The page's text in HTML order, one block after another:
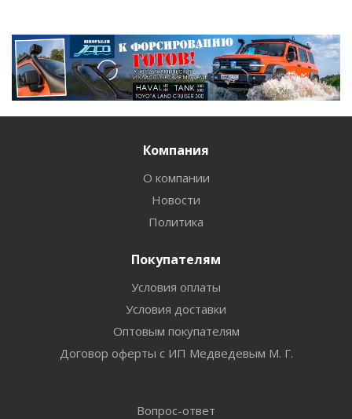
Компания
О компании
Новости
Политика
Покупателям
Условия оплаты
Условия доставки
Оптовым покупателям
Договор оферты с ИП Медведевым М. Г.
Вопрос-ответ